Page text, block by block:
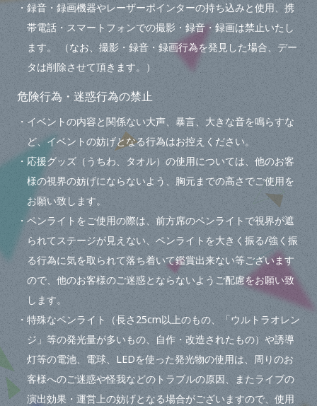
・録音・録画機器やレーザーポインターの持ち込みと使用、携
帯電話・スマートフォンでの撮影・録音・録画は禁止いたし
ます。 （なお、撮影・録音・録画行為を発見した場合、デー
タは削除させて頂きます。）
危険行為・迷惑行為の禁止
・イベントの内容と関係ない大声、暴言、大きな音を鳴らすな
ど、イベントの妨げとなる行為はお控えください。
・応援グッズ（うちわ、タオル）の使用については、他のお客
様の視界の妨げにならないよう、胸元までの高さでご使用を
お願い致します。
・ペンライトをご使用の際は、前方席のペンライトで視界が遮
られてステージが見えない、ペンライトを大きく振る/強く振
る行為に気を取られて落ち着いて鑑賞出来ない等ございます
ので、他のお客様のご迷惑とならないようご配慮をお願い致
します。
・特殊なペンライト（長さ25cm以上のもの、「ウルトラオレン
ジ」等の発光量が多いもの、自作・改造されたもの）や誘導
灯等の電池、電球、LEDを使った発光物の使用は、周りのお
客様へのご迷惑や怪我などのトラブルの原因、またライブの
演出効果・運営上の妨げとなる場合がございますので、使用